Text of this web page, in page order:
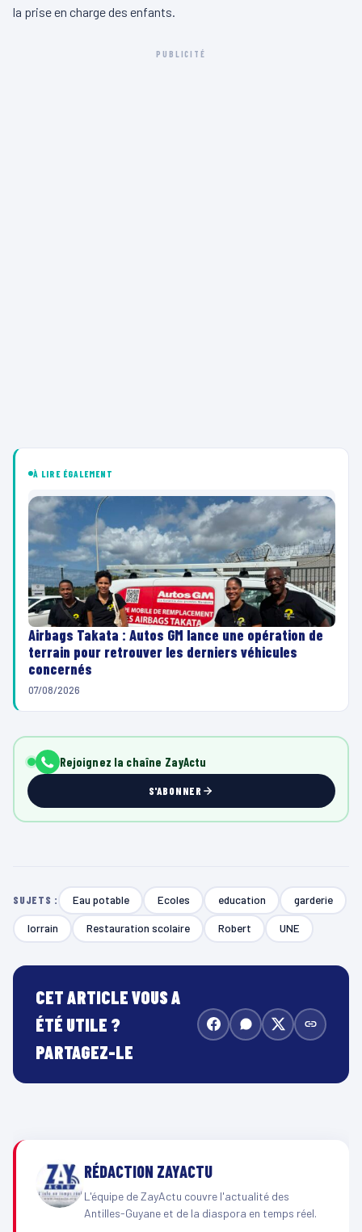
la prise en charge des enfants.
PUBLICITÉ
À LIRE ÉGALEMENT
Airbags Takata : Autos GM lance une opération de
terrain pour retrouver les derniers véhicules
concernés
07/08/2026
Rejoignez la chaîne ZayActu
S'ABONNER
SUJETS : Eau potable Ecoles education garderie
lorrain Restauration scolaire Robert UNE
CET ARTICLE VOUS A
ÉTÉ UTILE ?
PARTAGEZ-LE
RÉDACTION ZAYACTU
L'équipe de ZayActu couvre l'actualité des
Antilles-Guyane et de la diaspora en temps réel.